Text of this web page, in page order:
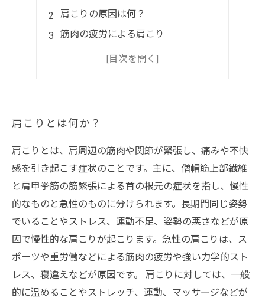
肩こりの原因は何？
筋肉の疲労による肩こり
不良姿勢による肩こり
肩こりとは何か？
肩こりとは、肩周辺の筋肉や関節が緊張し、痛みや不快
感を引き起こす症状のことです。主に、僧帽筋上部繊維
と肩甲挙筋の筋緊張による首の根元の症状を指し、慢性
的なものと急性のものに分けられます。長期間同じ姿勢
でいることやストレス、運動不足、姿勢の悪さなどが原
因で慢性的な肩こりが起こります。急性の肩こりは、ス
ポーツや重労働などによる筋肉の疲労や強い力学的スト
レス、寝違えなどが原因です。 肩こりに対しては、一般
的に温めることやストレッチ、運動、マッサージなどが